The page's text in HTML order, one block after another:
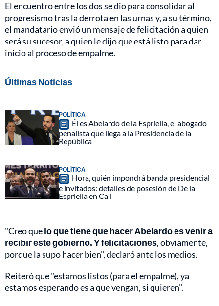
El encuentro entre los dos se dio para consolidar al
progresismo tras la derrota en las urnas y, a su término,
el mandatario envió un mensaje de felicitación a quien
será su sucesor, a quien le dijo que está listo para dar
inicio al proceso de empalme.
Últimas Noticias
POLÍTICA
Él es Abelardo de la Espriella, el abogado
penalista que llega a la Presidencia de la
República
POLÍTICA
Hora, quién impondrá banda presidencial
e invitados: detalles de posesión de De la
Espriella en Cali
"Creo quelo que tiene que hacer Abelardo es venir a
recibir este gobierno. Y felicitaciones, obviamente,
porque la supo hacer bien", declaró ante los medios.
Reiteró que "estamos listos (para el empalme), ya
estamos esperando es a que vengan, si quieren".